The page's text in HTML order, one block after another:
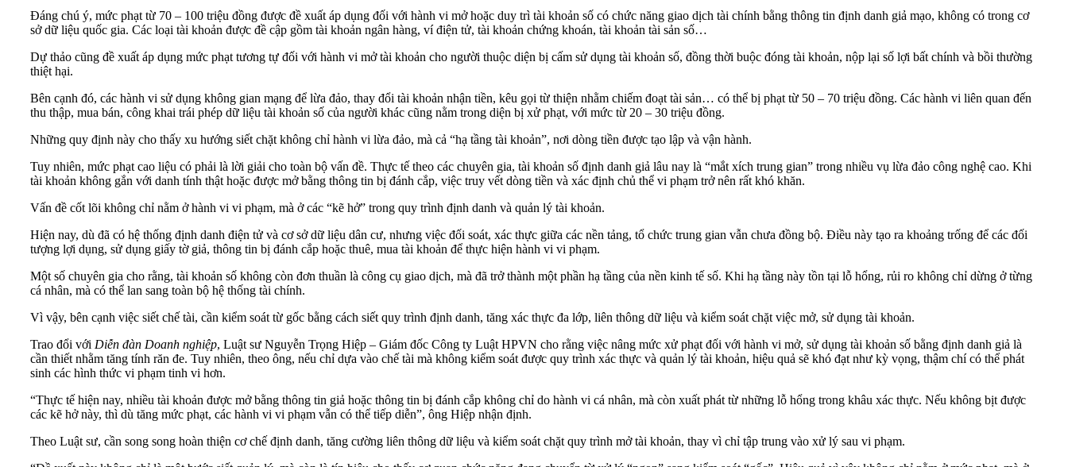
Đáng chú ý, mức phạt từ 70 – 100 triệu đồng được đề xuất áp dụng đối với hành vi mở hoặc duy trì tài khoản số có chức năng giao dịch tài chính bằng thông tin định danh giả mạo, không có trong cơ
sở dữ liệu quốc gia. Các loại tài khoản được đề cập gồm tài khoản ngân hàng, ví điện tử, tài khoản chứng khoán, tài khoản tài sản số…
Dự thảo cũng đề xuất áp dụng mức phạt tương tự đối với hành vi mở tài khoản cho người thuộc diện bị cấm sử dụng tài khoản số, đồng thời buộc đóng tài khoản, nộp lại số lợi bất chính và bồi thường
thiệt hại.
Bên cạnh đó, các hành vi sử dụng không gian mạng để lừa đảo, thay đổi tài khoản nhận tiền, kêu gọi từ thiện nhằm chiếm đoạt tài sản… có thể bị phạt từ 50 – 70 triệu đồng. Các hành vi liên quan đến
thu thập, mua bán, công khai trái phép dữ liệu tài khoản số của người khác cũng nằm trong diện bị xử phạt, với mức từ 20 – 30 triệu đồng.
Những quy định này cho thấy xu hướng siết chặt không chỉ hành vi lừa đảo, mà cả “hạ tầng tài khoản”, nơi dòng tiền được tạo lập và vận hành.
Tuy nhiên, mức phạt cao liệu có phải là lời giải cho toàn bộ vấn đề. Thực tế theo các chuyên gia, tài khoản số định danh giả lâu nay là “mắt xích trung gian” trong nhiều vụ lừa đảo công nghệ cao. Khi
tài khoản không gắn với danh tính thật hoặc được mở bằng thông tin bị đánh cắp, việc truy vết dòng tiền và xác định chủ thể vi phạm trở nên rất khó khăn.
Vấn đề cốt lõi không chỉ nằm ở hành vi vi phạm, mà ở các “kẽ hở” trong quy trình định danh và quản lý tài khoản.
Hiện nay, dù đã có hệ thống định danh điện tử và cơ sở dữ liệu dân cư, nhưng việc đối soát, xác thực giữa các nền tảng, tổ chức trung gian vẫn chưa đồng bộ. Điều này tạo ra khoảng trống để các đối
tượng lợi dụng, sử dụng giấy tờ giả, thông tin bị đánh cắp hoặc thuê, mua tài khoản để thực hiện hành vi vi phạm.
Một số chuyên gia cho rằng, tài khoản số không còn đơn thuần là công cụ giao dịch, mà đã trở thành một phần hạ tầng của nền kinh tế số. Khi hạ tầng này tồn tại lỗ hổng, rủi ro không chỉ dừng ở từng
cá nhân, mà có thể lan sang toàn bộ hệ thống tài chính.
Vì vậy, bên cạnh việc siết chế tài, cần kiểm soát từ gốc bằng cách siết quy trình định danh, tăng xác thực đa lớp, liên thông dữ liệu và kiểm soát chặt việc mở, sử dụng tài khoản.
Trao đổi với Diễn đàn Doanh nghiệp, Luật sư Nguyễn Trọng Hiệp – Giám đốc Công ty Luật HPVN cho rằng việc nâng mức xử phạt đối với hành vi mở, sử dụng tài khoản số bằng định danh giả là
cần thiết nhằm tăng tính răn đe. Tuy nhiên, theo ông, nếu chỉ dựa vào chế tài mà không kiểm soát được quy trình xác thực và quản lý tài khoản, hiệu quả sẽ khó đạt như kỳ vọng, thậm chí có thể phát
sinh các hình thức vi phạm tinh vi hơn.
“Thực tế hiện nay, nhiều tài khoản được mở bằng thông tin giả hoặc thông tin bị đánh cắp không chỉ do hành vi cá nhân, mà còn xuất phát từ những lỗ hổng trong khâu xác thực. Nếu không bịt được
các kẽ hở này, thì dù tăng mức phạt, các hành vi vi phạm vẫn có thể tiếp diễn”, ông Hiệp nhận định.
Theo Luật sư, cần song song hoàn thiện cơ chế định danh, tăng cường liên thông dữ liệu và kiểm soát chặt quy trình mở tài khoản, thay vì chỉ tập trung vào xử lý sau vi phạm.